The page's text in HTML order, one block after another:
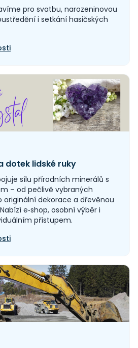
pro svatbu, narozeninovou
i setkání hasičských
dotek lidské ruky
sílu přírodních minerálů s
– od pečlivě vybraných
originální dekorace a dřevěnou
e‑shop, osobní výběr i
přístupem.